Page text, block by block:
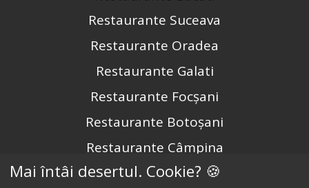
Restaurante Suceava
Restaurante Oradea
Restaurante Galati
Restaurante Focșani
Restaurante Botoșani
Restaurante Câmpina
Restaurante Târgu Mureș
Mai întâi desertul. Cookie? 🍪